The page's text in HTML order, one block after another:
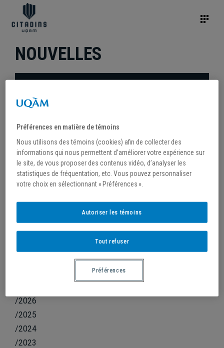
NOUVELLES
ÉTOILES ACADÉMIQUES
/2026
/2025
/2024
/2023
Préférences en matière de témoins
Nous utilisons des témoins (cookies) afin de collecter des
informations qui nous permettent d’améliorer votre expérience sur
le site, de vous proposer des contenus vidéo, d’analyser les
statistiques de fréquentation, etc. Vous pouvez personnaliser
votre choix en sélectionnant « Préférences ».
Tout refuser
Autoriser les témoins
Préférences